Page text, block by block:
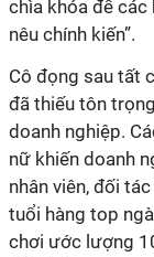
chìa khóa để các
nêu chính kiến”.
Cô đọng sau tất
đã thiếu tôn
doanh nghiệp.
nữ khiến doanh
nhân viên, đối
tuổi hàng top
chơi ước lượng